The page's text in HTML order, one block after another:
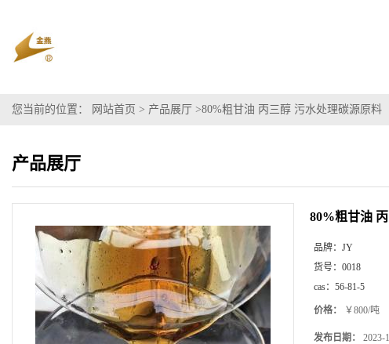
您当前的位置： 网站首页 > 产品展厅 >80%粗甘油 丙三醇 污水处理碳源原料
产品展厅
80%粗甘油
品牌： JY
货号： 0018
cas： 56-81-5
价格： ￥800/吨
发布日期： 2023-